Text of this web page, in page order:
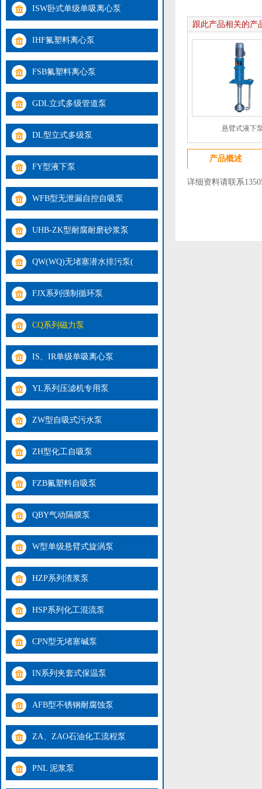
ISW卧式单级单吸离心泵
IHF氟塑料离心泵
FSB氟塑料离心泵
GDL立式多级管道泵
DL型立式多级泵
FY型液下泵
WFB型无泄漏自控自吸泵
UHB-ZK型耐腐耐磨砂浆泵
QW(WQ)无堵塞潜水排污泵(
FJX系列强制循环泵
CQ系列磁力泵
IS、IR单级单吸离心泵
YL系列压滤机专用泵
ZW型自吸式污水泵
ZH型化工自吸泵
FZB氟塑料自吸泵
QBY气动隔膜泵
W型单级悬臂式旋涡泵
HZP系列渣浆泵
HSP系列化工混流泵
CPN型无堵塞碱泵
IN系列夹套式保温泵
AFB型不锈钢耐腐蚀泵
ZA、ZAO石油化工流程泵
PNL 泥浆泵
跟此产品相关的产
悬臂式液下
产品概述
详细资料请联系